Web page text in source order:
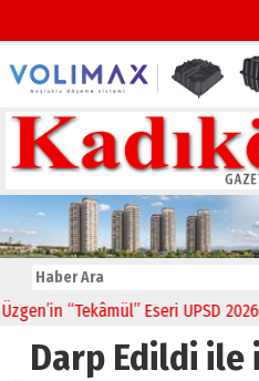
“Tekâmül” Eseri UPSD 2026
Darp Edildi